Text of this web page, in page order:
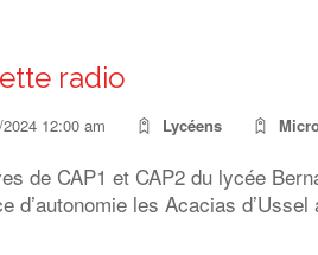
radio
12:00 am Lycéens
de CAP1 et CAP2 du lycée
d’autonomie les Acacias